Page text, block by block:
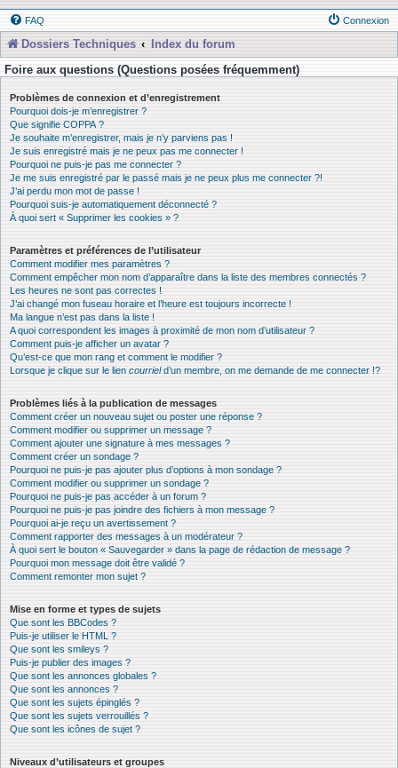
FAQ Connexion
Dossiers Techniques
Index du forum
Foire aux questions (Questions posées fréquemment)
Problèmes de connexion et d’enregistrement
Pourquoi dois-je m’enregistrer ?
Que signifie COPPA ?
Je souhaite m’enregistrer, mais je n’y parviens pas !
Je suis enregistré mais je ne peux pas me connecter !
Pourquoi ne puis-je pas me connecter ?
Je me suis enregistré par le passé mais je ne peux plus me connecter ?!
J’ai perdu mon mot de passe !
Pourquoi suis-je automatiquement déconnecté ?
À quoi sert « Supprimer les cookies » ?
Paramètres et préférences de l’utilisateur
Comment modifier mes paramètres ?
Comment empêcher mon nom d’apparaître dans la liste des membres connectés ?
Les heures ne sont pas correctes !
J’ai changé mon fuseau horaire et l’heure est toujours incorrecte !
Ma langue n’est pas dans la liste !
A quoi correspondent les images à proximité de mon nom d’utilisateur ?
Comment puis-je afficher un avatar ?
Qu’est-ce que mon rang et comment le modifier ?
Lorsque je clique sur le lien courrield’un membre, on me demande de me connecter !?
Problèmes liés à la publication de messages
Comment créer un nouveau sujet ou poster une réponse ?
Comment modifier ou supprimer un message ?
Comment ajouter une signature à mes messages ?
Comment créer un sondage ?
Pourquoi ne puis-je pas ajouter plus d’options à mon sondage ?
Comment modifier ou supprimer un sondage ?
Pourquoi ne puis-je pas accéder à un forum ?
Pourquoi ne puis-je pas joindre des fichiers à mon message ?
Pourquoi ai-je reçu un avertissement ?
Comment rapporter des messages à un modérateur ?
À quoi sert le bouton « Sauvegarder » dans la page de rédaction de message ?
Pourquoi mon message doit être validé ?
Comment remonter mon sujet ?
Mise en forme et types de sujets
Que sont les BBCodes ?
Puis-je utiliser le HTML ?
Que sont les smileys ?
Puis-je publier des images ?
Que sont les annonces globales ?
Que sont les annonces ?
Que sont les sujets épinglés ?
Que sont les sujets verrouillés ?
Que sont les icônes de sujet ?
Niveaux d’utilisateurs et groupes